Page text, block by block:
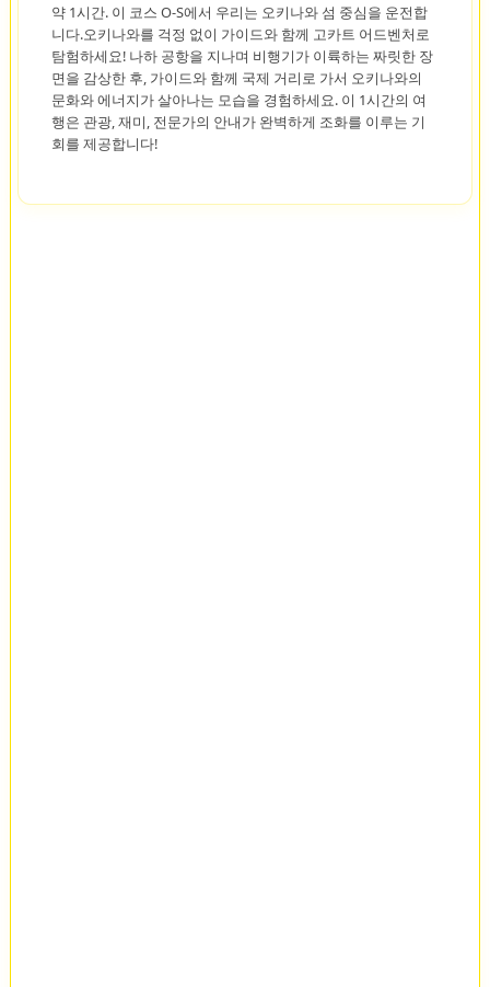
약 1시간. 이 코스 O-S에서 우리는 오키나와 섬 중심을 운전합
니다.오키나와를 걱정 없이 가이드와 함께 고카트 어드벤처로
탐험하세요! 나하 공항을 지나며 비행기가 이륙하는 짜릿한 장
면을 감상한 후, 가이드와 함께 국제 거리로 가서 오키나와의
문화와 에너지가 살아나는 모습을 경험하세요. 이 1시간의 여
행은 관광, 재미, 전문가의 안내가 완벽하게 조화를 이루는 기
회를 제공합니다!